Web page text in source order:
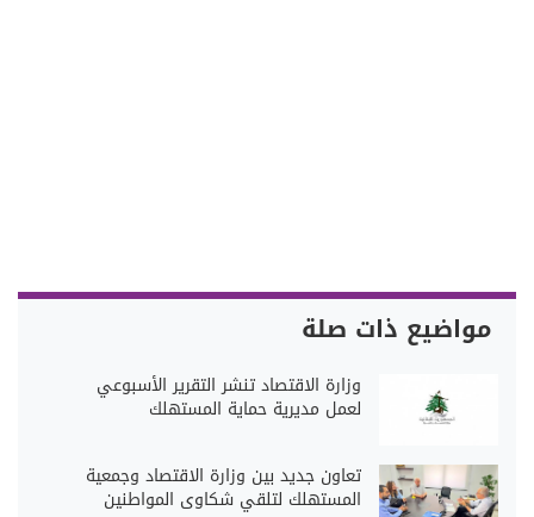
مواضيع ذات صلة
وزارة الاقتصاد تنشر التقرير الأسبوعي
لعمل مديرية حماية المستهلك
تعاون جديد بين وزارة الاقتصاد وجمعية
المستهلك لتلقي شكاوى المواطنين